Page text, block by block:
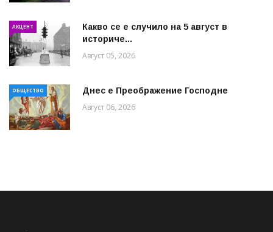
АКЦЕНТ
Какво се е случило на 5 август в
историче...
Август 05, 2026
ОБЩЕСТВО Днес е Преображение Господне
Август 06, 2026